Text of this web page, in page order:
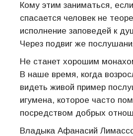
Кому этим заниматься,
спасается человек не
исполнение заповедей к
Через подвиг же
Не станет хорошим
В наше время, когда
видеть живой пример
игумена, которое часто
посредством добрых
Владыка Афанасий